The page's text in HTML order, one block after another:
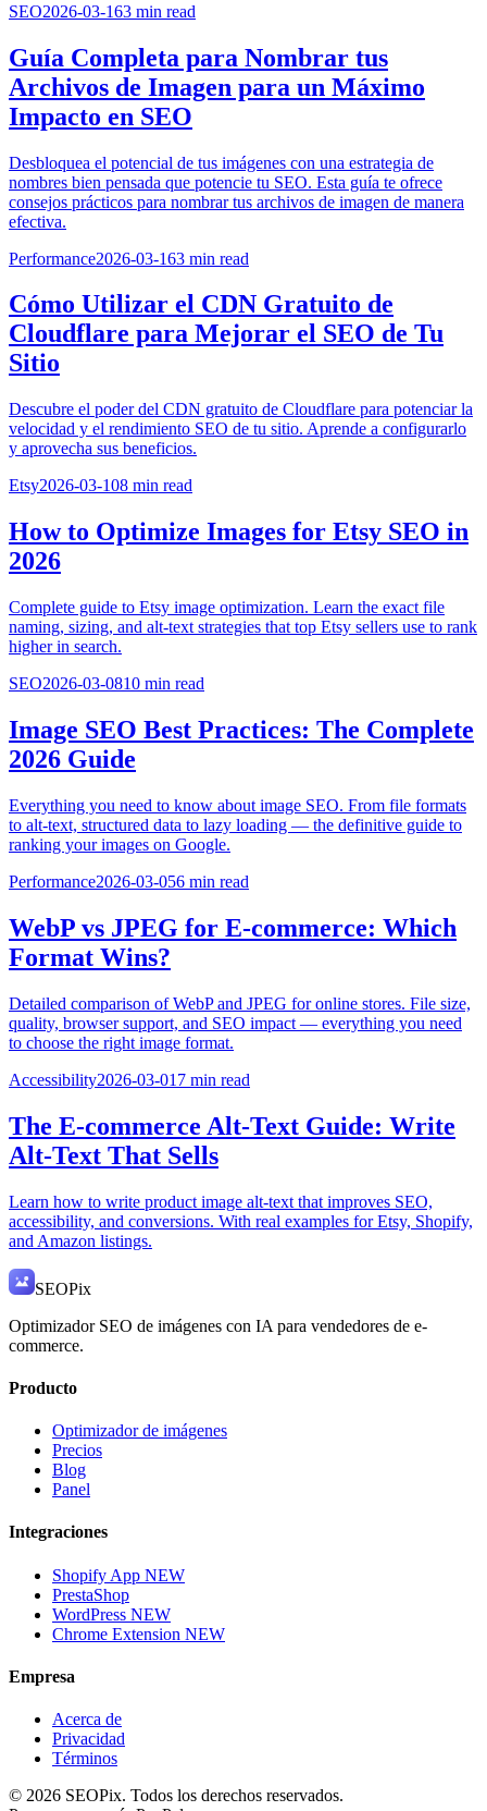
SEO2026-03-163 min read
Guía Completa para Nombrar tus
Archivos de Imagen para un Máximo
Impacto en SEO
Desbloquea el potencial de tus imágenes con una estrategia de
nombres bien pensada que potencie tu SEO. Esta guía te ofrece
consejos prácticos para nombrar tus archivos de imagen de manera
efectiva.
Performance2026-03-163 min read
Cómo Utilizar el CDN Gratuito de
Cloudflare para Mejorar el SEO de Tu
Sitio
Descubre el poder del CDN gratuito de Cloudflare para potenciar la
velocidad y el rendimiento SEO de tu sitio. Aprende a configurarlo
y aprovecha sus beneficios.
Etsy2026-03-108 min read
How to Optimize Images for Etsy SEO in
2026
Complete guide to Etsy image optimization. Learn the exact file
naming, sizing, and alt-text strategies that top Etsy sellers use to rank
higher in search.
SEO2026-03-0810 min read
Image SEO Best Practices: The Complete
2026 Guide
Everything you need to know about image SEO. From file formats
to alt-text, structured data to lazy loading — the definitive guide to
ranking your images on Google.
Performance2026-03-056 min read
WebP vs JPEG for E-commerce: Which
Format Wins?
Detailed comparison of WebP and JPEG for online stores. File size,
quality, browser support, and SEO impact — everything you need
to choose the right image format.
Accessibility2026-03-01 7 min read
The E-commerce Alt-Text Guide: Write
Alt-Text That Sells
Learn how to write product image alt-text that improves SEO,
accessibility, and conversions. With real examples for Etsy, Shopify,
and Amazon listings.
SEOPix
Optimizador SEO de imágenes con IA para vendedores de e-
commerce.
Producto
Optimizador de imágenes
Precios
Blog
Panel
Integraciones
Shopify App NEW
PrestaShop
WordPress NEW
Chrome Extension NEW
Empresa
Acerca de
Privacidad
Términos
© 2026 SEOPix. Todos los derechos reservados.